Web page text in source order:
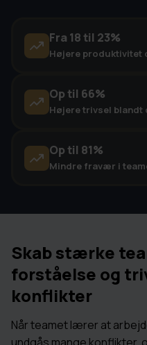
Fra 18 til 23%
Højere produktivitet
Op til 66%
Højere trivsel blandt
Op til 81%
Mindre fravær i
Skab stærke
forståelse og
konflikter
Når teamet lærer at